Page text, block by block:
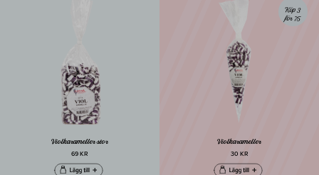
Violkarameller stor
69 KR
Köp 3
för 75
Violkarameller
30 KR